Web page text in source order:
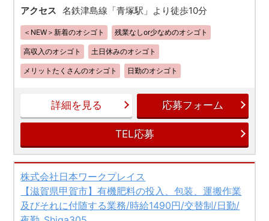
アクセス
名鉄津島線「青塚駅」より徒歩10分
＜NEW＞新着のオシゴト 残業なしor少なめのオシゴト
高収入のオシゴト 土日休みのオシゴト
メリットたくさんのオシゴト 日勤のオシゴト
詳細を見る 応募フォーム
TEL応募
株式会社日本ワークプレイス
【滋賀県甲賀市】有機肥料の投入、包装、運搬作業
及びそれに付随する業務/時給1490円/交替制/日勤/